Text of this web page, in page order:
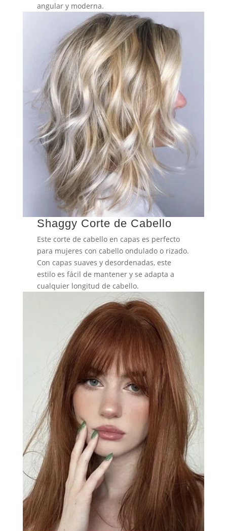
angular y moderna.
Shaggy Corte de Cabello
Este corte de cabello en capas es perfecto
para mujeres con cabello ondulado o rizado.
Con capas suaves y desordenadas, este
estilo es fácil de mantener y se adapta a
cualquier longitud de cabello.